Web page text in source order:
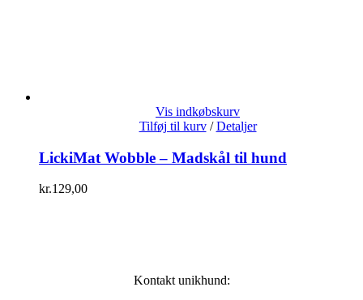
Vis indkøbskurv
Tilføj til kurv / Detaljer
LickiMat Wobble – Madskål til hund
kr.129,00
Kontakt unikhund: